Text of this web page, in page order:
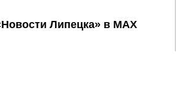
Принять